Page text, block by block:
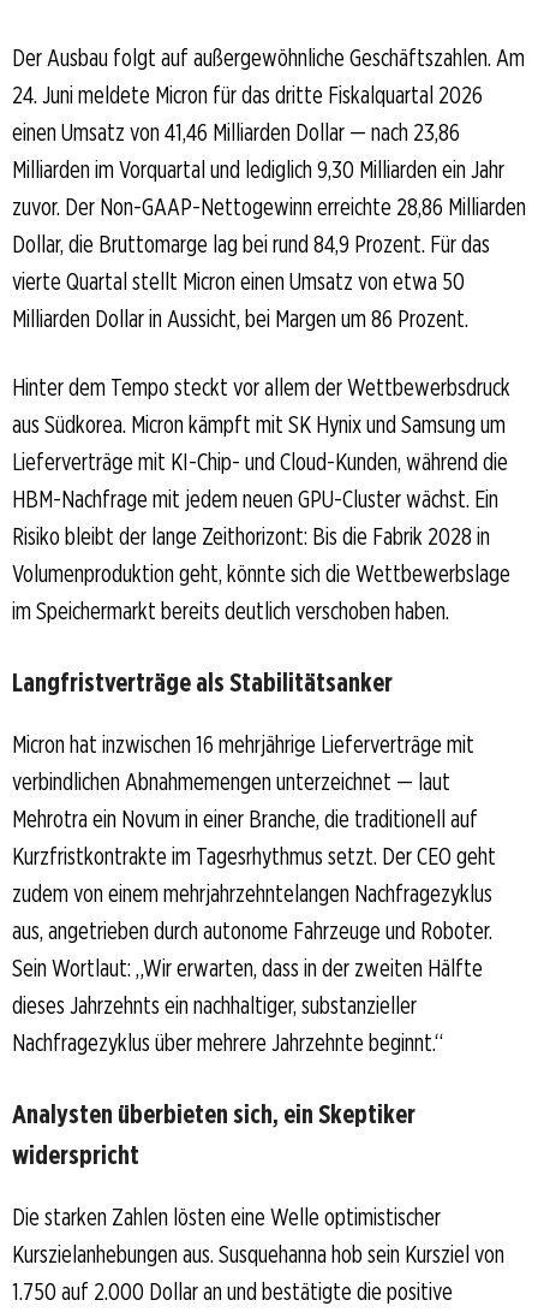
Der Ausbau folgt auf außergewöhnliche Geschäftszahlen. Am
24. Juni meldete Micron für das dritte Fiskalquartal 2026
einen Umsatz von 41,46 Milliarden Dollar — nach 23,86
Milliarden im Vorquartal und lediglich 9,30 Milliarden ein Jahr
zuvor. Der Non-GAAP-Nettogewinn erreichte 28,86 Milliarden
Dollar, die Bruttomarge lag bei rund 84,9 Prozent. Für das
vierte Quartal stellt Micron einen Umsatz von etwa 50
Milliarden Dollar in Aussicht, bei Margen um 86 Prozent.
Hinter dem Tempo steckt vor allem der Wettbewerbsdruck
aus Südkorea. Micron kämpft mit SK Hynix und Samsung um
Lieferverträge mit KI-Chip- und Cloud-Kunden, während die
HBM-Nachfrage mit jedem neuen GPU-Cluster wächst. Ein
Risiko bleibt der lange Zeithorizont: Bis die Fabrik 2028 in
Volumenproduktion geht, könnte sich die Wettbewerbslage
im Speichermarkt bereits deutlich verschoben haben.
Langfristverträge als Stabilitätsanker
Micron hat inzwischen 16 mehrjährige Lieferverträge mit
verbindlichen Abnahmemengen unterzeichnet — laut
Mehrotra ein Novum in einer Branche, die traditionell auf
Kurzfristkontrakte im Tagesrhythmus setzt. Der CEO geht
zudem von einem mehrjahrzehntelangen Nachfragezyklus
aus, angetrieben durch autonome Fahrzeuge und Roboter.
Sein Wortlaut: „Wir erwarten, dass in der zweiten Hälfte
dieses Jahrzehnts ein nachhaltiger, substanzieller
Nachfragezyklus über mehrere Jahrzehnte beginnt.“
Analysten überbieten sich, ein Skeptiker
widerspricht
Die starken Zahlen lösten eine Welle optimistischer
Kurszielanhebungen aus. Susquehanna hob sein Kursziel von
1.750 auf 2.000 Dollar an und bestätigte die positive